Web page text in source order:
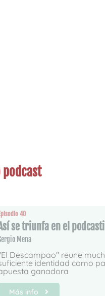
podcast
Episodio 40
se triunfa en el
Mena
Descampao" reune
identidad como
ganadora
Más info